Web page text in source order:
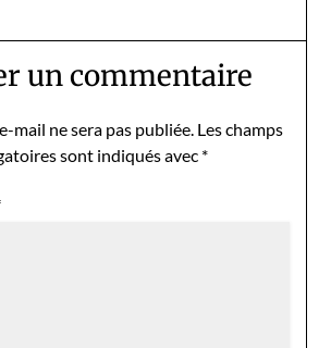
un commentaire
mail ne sera pas publiée. Les champs
sont indiqués avec *